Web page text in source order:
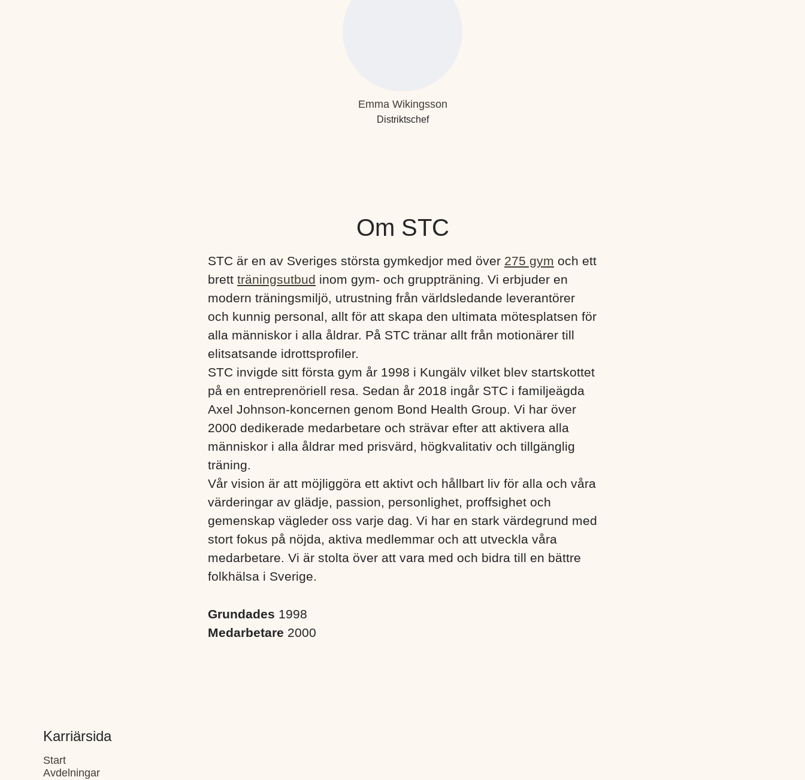
Emma Wikingsson
Distriktschef
Om STC
STC är en av Sveriges största gymkedjor med över 275 gym och ett
brett träningsutbud inom gym- och gruppträning. Vi erbjuder en
modern träningsmiljö, utrustning från världsledande leverantörer
och kunnig personal, allt för att skapa den ultimata mötesplatsen för
alla människor i alla åldrar. På STC tränar allt från motionärer till
elitsatsande idrottsprofiler.
STC invigde sitt första gym år 1998 i Kungälv vilket blev startskottet
på en entreprenöriell resa. Sedan år 2018 ingår STC i familjeägda
Axel Johnson-koncernen genom Bond Health Group. Vi har över
2000 dedikerade medarbetare och strävar efter att aktivera alla
människor i alla åldrar med prisvärd, högkvalitativ och tillgänglig
träning.
Vår vision är att möjliggöra ett aktivt och hållbart liv för alla och våra
värderingar av glädje, passion, personlighet, proffsighet och
gemenskap vägleder oss varje dag. Vi har en stark värdegrund med
stort fokus på nöjda, aktiva medlemmar och att utveckla våra
medarbetare. Vi är stolta över att vara med och bidra till en bättre
folkhälsa i Sverige. ​
Grundades 1998
Medarbetare 2000
Karriärsida
Start
Avdelningar